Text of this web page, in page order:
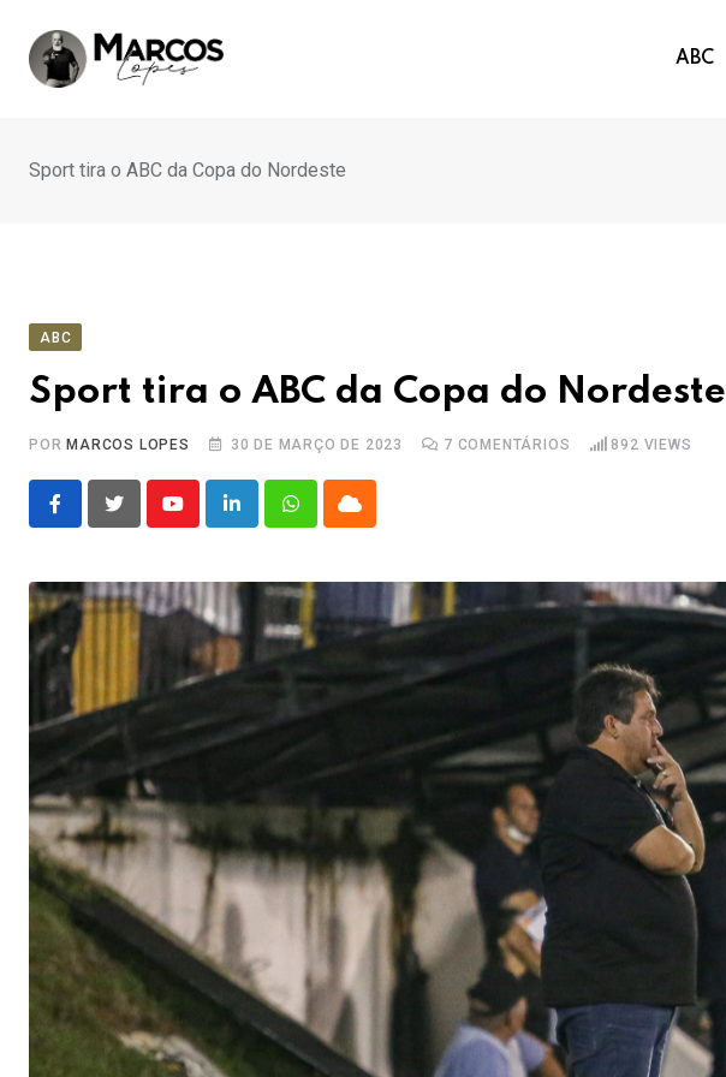
para
ABC
Sport tira o ABC da Copa do Nordeste
ABC
Sport tira o ABC da Copa do Nordeste
POR MARCOS LOPES 30 DE MARÇO DE 2023 7 COMENTÁRIOS 892 VIEWS
YoutubeLinkedInWhatsappCloud